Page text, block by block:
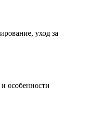
уход за
особенности